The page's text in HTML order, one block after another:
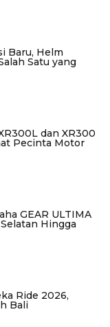
Baru, Helm
Satu yang
dan XR300
Pecinta Motor
GEAR ULTIMA
Hingga
Ride 2026,
Bali